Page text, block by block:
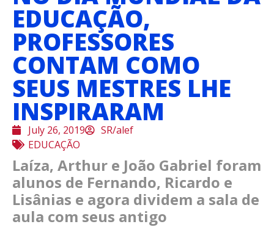
EDUCAÇÃO,
PROFESSORES
CONTAM COMO
SEUS MESTRES LHE
INSPIRARAM
July 26, 2019
SR/alef
EDUCAÇÃO
Laíza, Arthur e João Gabriel foram
alunos de Fernando, Ricardo e
Lisânias e agora dividem a sala de
aula com seus antigo